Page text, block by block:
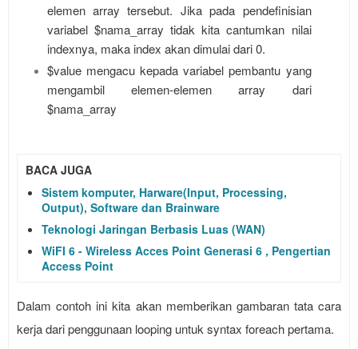
elemen array tersebut. Jika pada pendefinisian
variabel $nama_array tidak kita cantumkan nilai
indexnya, maka index akan dimulai dari 0.
$value mengacu kepada variabel pembantu yang
mengambil elemen-elemen array dari
$nama_array
BACA JUGA
Sistem komputer, Harware(Input, Processing,
Output), Software dan Brainware
Teknologi Jaringan Berbasis Luas (WAN)
WiFI 6 - Wireless Acces Point Generasi 6 , Pengertian
Access Point
Dalam contoh ini kita akan memberikan gambaran tata cara
kerja dari penggunaan looping untuk syntax foreach pertama.